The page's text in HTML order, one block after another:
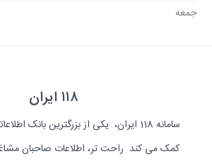
جمعه
۱۱۸ ایران
سامانه 118 ایران، یکی از بزرگترین
کمک می کند راحت تر، اطلاعات صاحبان